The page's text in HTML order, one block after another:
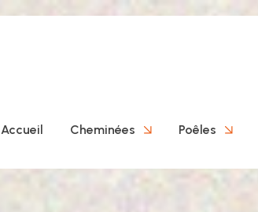
Accueil Cheminées Poêles